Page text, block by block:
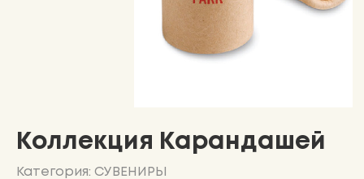
Коллекция Карандашей
Категория: СУВЕНИРЫ